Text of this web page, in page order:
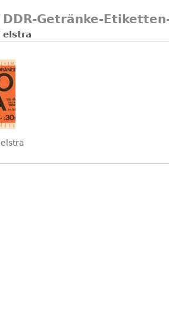
DDR-Getränke-
elstra